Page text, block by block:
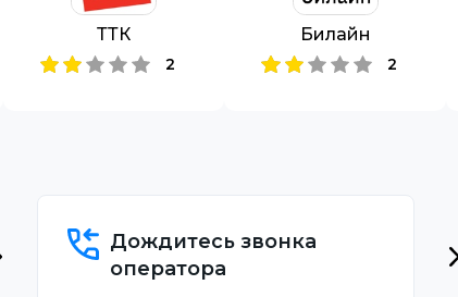
ТТК
2
Билайн
2
Дождитесь звонка
оператора